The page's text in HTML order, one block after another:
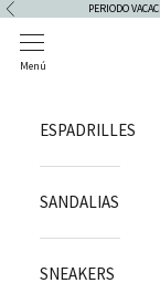
Skip to content
Previous PERIODO
Open navigation
Menú
ESPADRILLES
SANDALIAS
SNEAKERS